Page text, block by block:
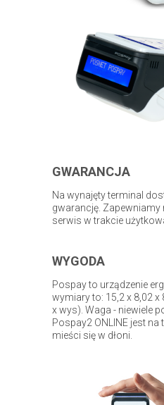
GWARANCJA
Na wynajęty terminal
gwarancję.
serwis w trakcie
WYGODA
Pospay to urządzenie
wymiary to: 15,2 x 8,02 x
x wys). Waga - niewiele
Pospay2 ONLINE jest na
mieści się w dłoni.